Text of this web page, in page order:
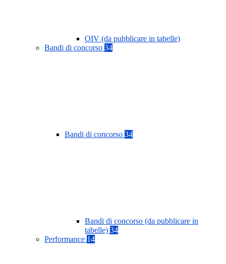
OIV (da pubblicare in tabelle)
Bandi di concorso 34
Bandi di concorso 34
Bandi di concorso (da pubblicare in
tabelle) 34
Performance 14